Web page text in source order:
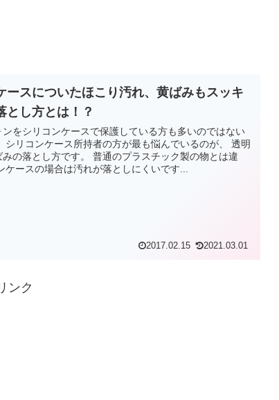
ースについたほこり汚れ、黄ばみもスッキ
とし方とは！？
ンをシリコンケースで保護している方も多いのではない
シリコンケース所持者の方が最も悩んでいるのが、 透明
の落とし方です。 普通のプラスチック製の物とは違
ケースの場合は汚れが落としにくいです...
2017.02.15 2021.03.01
ンク